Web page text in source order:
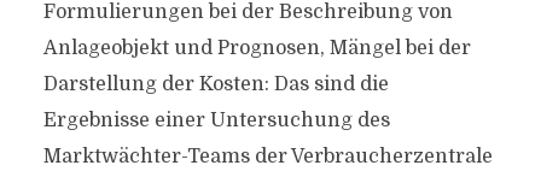
Formulierungen bei der Beschreibung von
Anlageobjekt und Prognosen, Mängel bei der
Darstellung der Kosten: Das sind die
Ergebnisse einer Untersuchung des
Marktwächter-Teams der Verbraucherzentrale